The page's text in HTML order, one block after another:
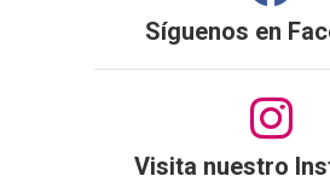
Síguenos en
Visita nuestro